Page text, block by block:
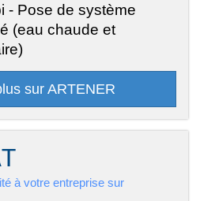
- Pose de système
(eau chaude et
sur ARTENER
à votre entreprise sur